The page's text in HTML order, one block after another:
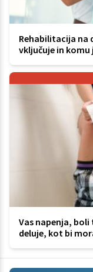
Rehabilitacija na
vključuje in komu
Vas napenja,
deluje, kot bi